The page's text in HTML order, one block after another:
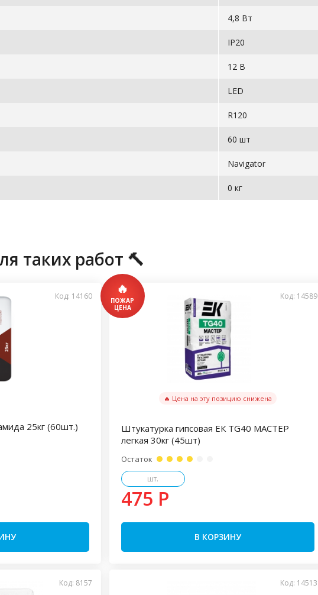
4,8 Вт
IP20
12 В
LED
R120
60 шт
Navigator
0 кг
таких работ 🔨
Код: 14160
25кг (60шт.)
Код: 14589
🔥 Цена на эту позицию снижена
Штукатурка гипсовая ЕК TG40 МАСТЕР
легкая 30кг (45шт)
Остаток
шт.
475 P
В КОРЗИНУ
Код: 8157 Код: 14513